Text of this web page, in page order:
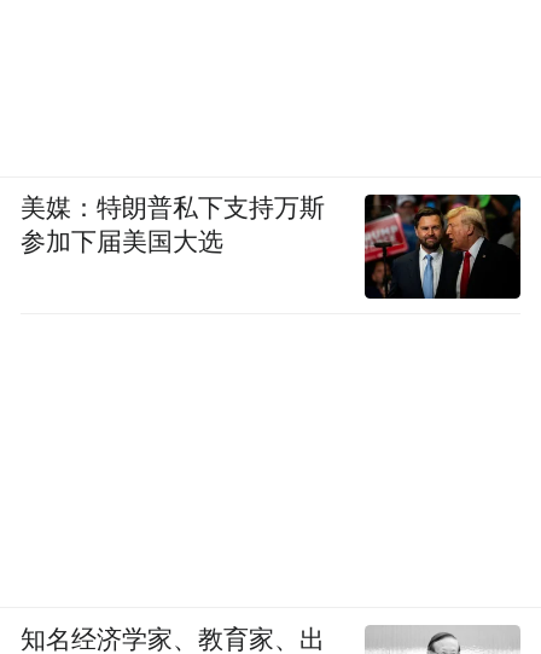
美媒：特朗普私下支持万斯
参加下届美国大选
知名经济学家、教育家、出